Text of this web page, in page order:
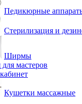
Педикюрные
Стерилизация и
Ширмы
для мастеров
Кушетки массажные